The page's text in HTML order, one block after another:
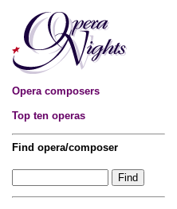
Opera composers
Top ten operas
Find opera/composer